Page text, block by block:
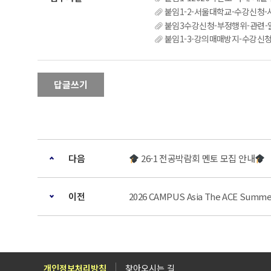
붙임1-2-서울대학교-수강신청
붙임3수강신청-부정행위-관련
붙임1-3-강의매매방지-수강
답글쓰기
다음 26-1 전공박람회 멘토 모집 안내
이전 2026 CAMPUS Asia The ACE
개인정보처리방침 찾아오시는 길